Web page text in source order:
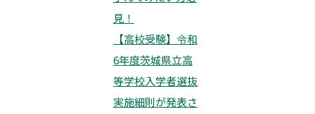
見！
【高校受験】令和
6年度茨城県立高
等学校入学者選抜
実施細則が発表さ